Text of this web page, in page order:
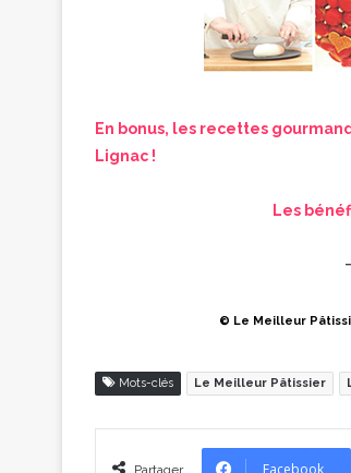
En bonus, les recettes
Lignac !
Les
© Le Meilleur
Mots-clés Le Meilleur Pâtissier
Partager Facebook